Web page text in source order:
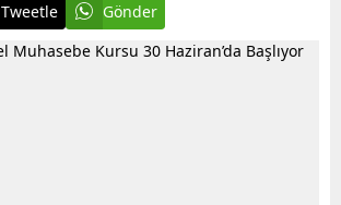
Tweetle Gönder